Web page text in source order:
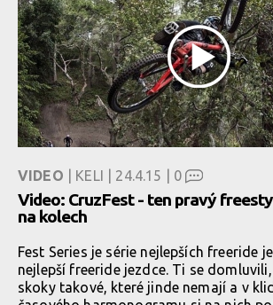
VIDEO | KELI | 24.4.15 | 0
Video: CruzFest - ten pravý
na kolech
Fest Series je série nejlepších freeride
nejlepší freeride jezdce. Ti se
skoky takové, které jinde nemají a v